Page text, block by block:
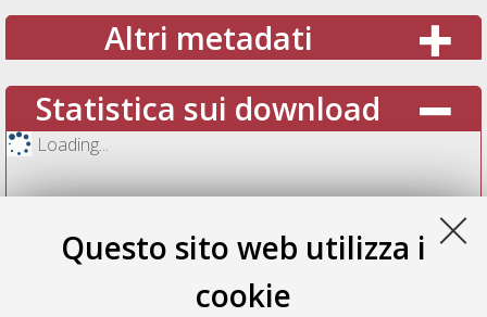
Questo sito web utilizza i
cookie
Altri metadati
Statistica sui download
Loading...